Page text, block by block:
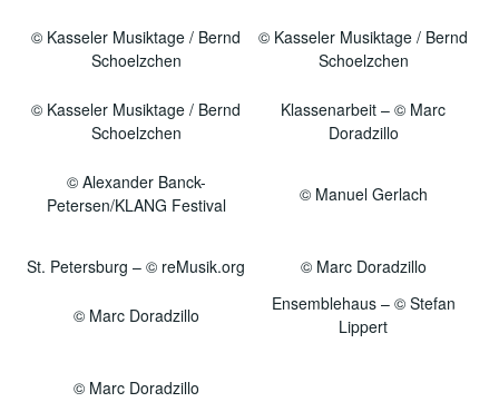
© Kasseler Musiktage / Bernd
Schoelzchen
© Kasseler Musiktage / Bernd
Schoelzchen
© Kasseler Musiktage / Bernd
Schoelzchen
Klassenarbeit – © Marc
Doradzillo
© Alexander Banck-
Petersen/KLANG Festival
© Manuel Gerlach
St. Petersburg – © reMusik.org © Marc Doradzillo
© Marc Doradzillo
Ensemblehaus – © Stefan
Lippert
© Marc Doradzillo